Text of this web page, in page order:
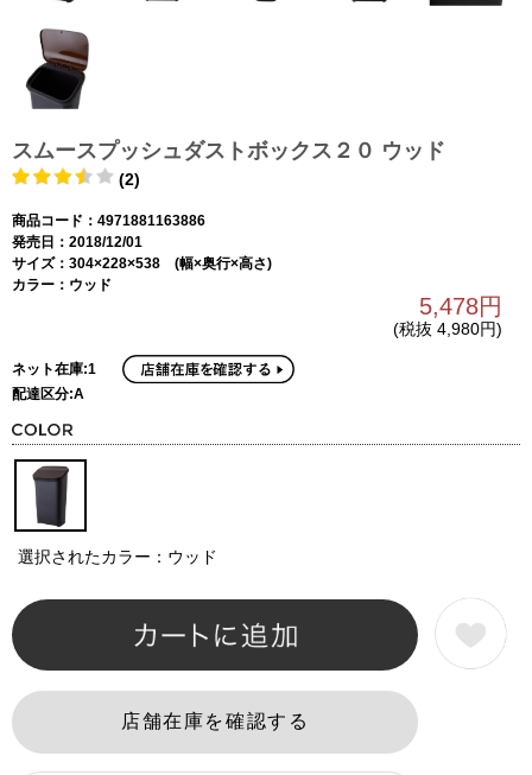
スムースプッシュダストボックス２０ ウッド
(2)
商品コード：4971881163886
発売日：2018/12/01
サイズ：304×228×538 (幅×奥行×高さ)
カラー：ウッド
5,478円
(税抜 4,980円)
ネット在庫:1
配達区分:A
選択されたカラー：ウッド